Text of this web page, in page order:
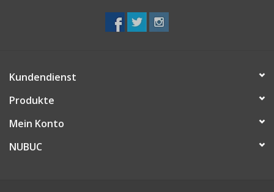
Kundendienst
Produkte
Mein Konto
NUBUC